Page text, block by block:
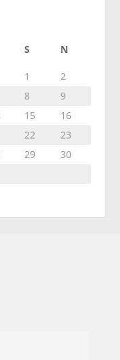
S N
1
2
8
9
15
16
22
23
29
30